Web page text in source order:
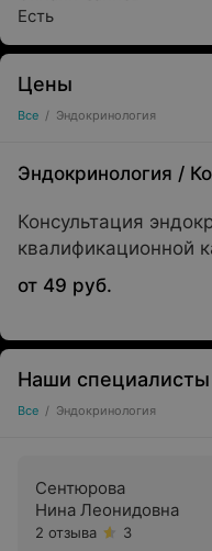
Есть
Цены
Все / Эндокринология
Эндокринология /
Консультация
квалификационной
от 49 руб.
Наши специалисты
Все / Эндокринология
Сентюрова
Нина Леонидовна
2 отзыва
3